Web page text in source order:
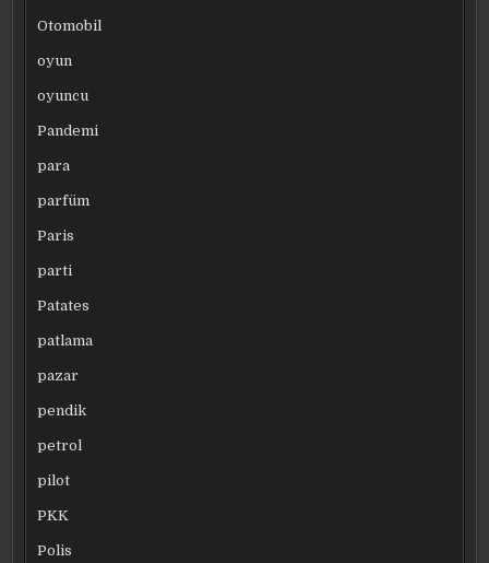
Otomobil
oyun
oyuncu
Pandemi
para
parfüm
Paris
parti
Patates
patlama
pazar
pendik
petrol
pilot
PKK
Polis